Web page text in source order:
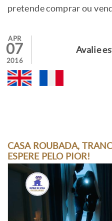
pretende comprar ou
Avalie
APR
07
2016
CASA ROUBADA,
ESPERE PELO PIOR!